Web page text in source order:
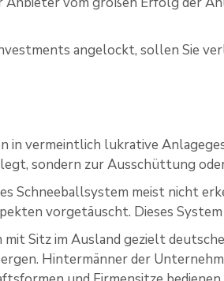
angelockt, sollen Sie
in vermeintlich lukrative
sondern zur Ausschüttung
Schneeballsystem meist nicht
vorgetäuscht. Dieses
Sitz im Ausland gezielt
Hintermänner der